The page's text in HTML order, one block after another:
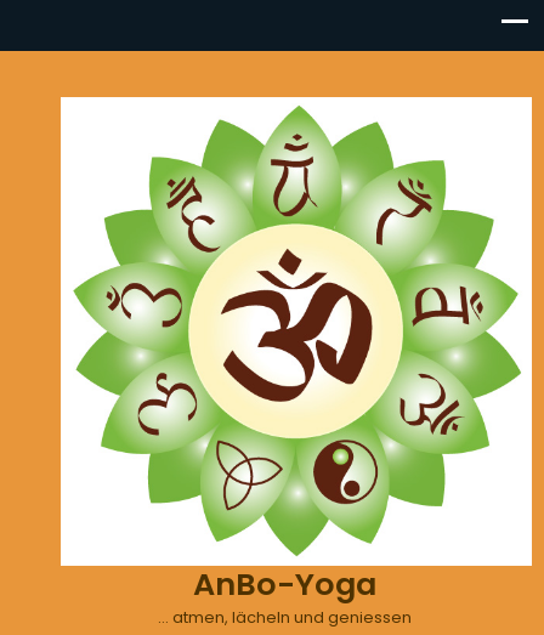
AnBo-Yoga
… atmen, lächeln und geniessen